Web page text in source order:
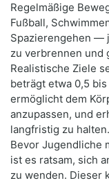
Regelmäßige
Fußball,
Spazierengehen —
zu verbrennen und
Realistische Ziele
beträgt etwa 0,5
ermöglicht dem
anzupassen, und
langfristig zu
Bevor Jugendliche
ist es ratsam, sich
zu wenden. Dieser